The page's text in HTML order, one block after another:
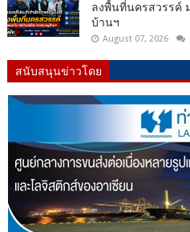
ลงพื้นที่นครสวรรค์
บ้านฯ
August 07, 2026
สนับสนุนข่าวโดย